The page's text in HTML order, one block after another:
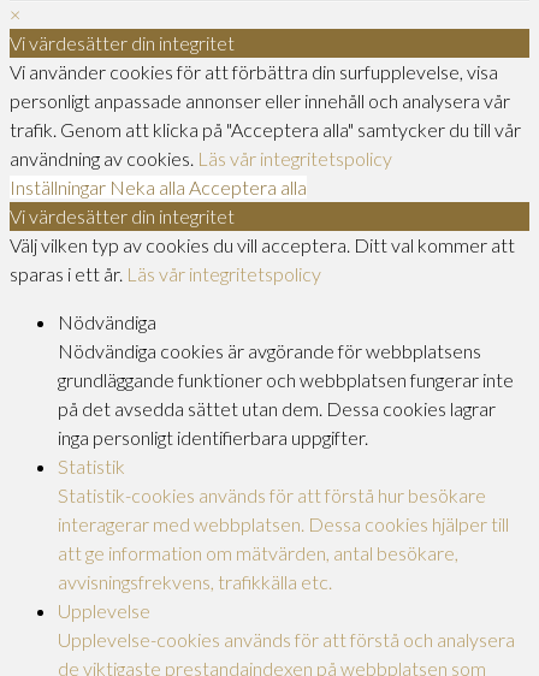
×
Vi värdesätter din integritet
Vi använder cookies för att förbättra din surfupplevelse, visa
personligt anpassade annonser eller innehåll och analysera vår
trafik. Genom att klicka på "Acceptera alla" samtycker du till vår
användning av cookies. Läs vår integritetspolicy
Inställningar Neka alla Acceptera alla
Vi värdesätter din integritet
Välj vilken typ av cookies du vill acceptera. Ditt val kommer att
sparas i ett år. Läs vår integritetspolicy
Nödvändiga
Nödvändiga cookies är avgörande för webbplatsens
grundläggande funktioner och webbplatsen fungerar inte
på det avsedda sättet utan dem. Dessa cookies lagrar
inga personligt identifierbara uppgifter.
Statistik
Statistik-cookies används för att förstå hur besökare
interagerar med webbplatsen. Dessa cookies hjälper till
att ge information om mätvärden, antal besökare,
avvisningsfrekvens, trafikkälla etc.
Upplevelse
Upplevelse-cookies används för att förstå och analysera
de viktigaste prestandaindexen på webbplatsen som